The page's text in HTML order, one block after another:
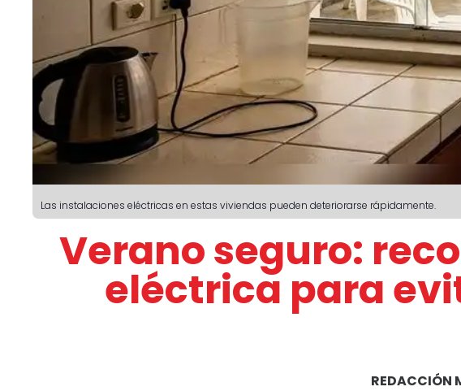
Las instalaciones eléctricas en estas viviendas pueden deteriorarse rápidamente.
Verano seguro:
eléctrica para
REDACCIÓN